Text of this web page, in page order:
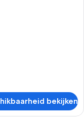
bekijken